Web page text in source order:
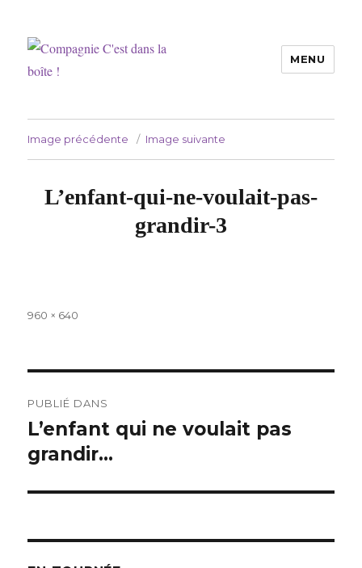
MENU
Image précédente Image suivante
L’enfant-qui-ne-voulait-pas-
grandir-3
Taille
960 × 640
de
l’article
PUBLIÉ DANS
L’enfant qui ne voulait pas
grandir…